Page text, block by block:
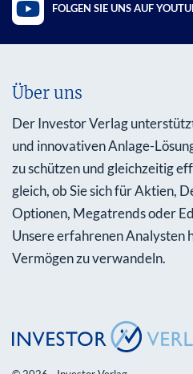
FOLGEN SIE UNS AUF
Über uns
Der Investor Verlag
und innovativen Anlage-
zu schützen und gleichzeitig
gleich, ob Sie sich für Aktien,
Optionen, Megatrends oder
Unsere erfahrenen Analysten
Vermögen zu verwandeln.